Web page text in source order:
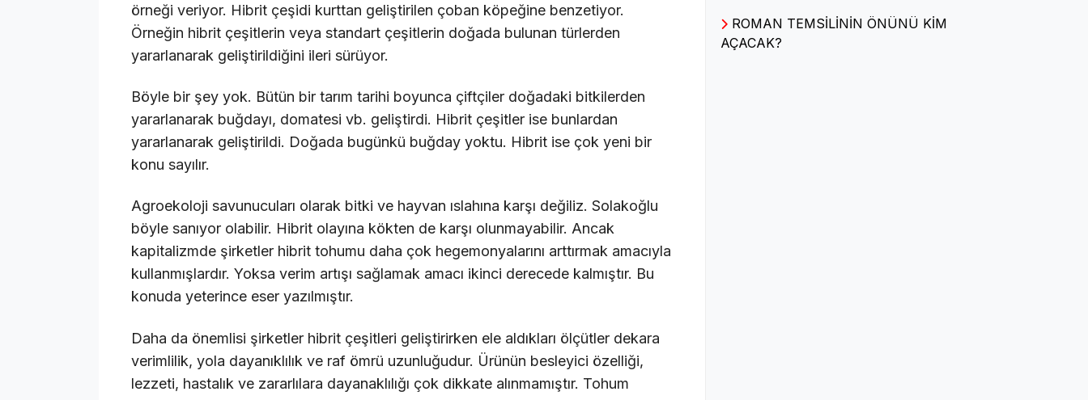
örneği veriyor. Hibrit çeşidi kurttan geliştirilen çoban köpeğine benzetiyor.
Örneğin hibrit çeşitlerin veya standart çeşitlerin doğada bulunan türlerden
yararlanarak geliştirildiğini ileri sürüyor.
Böyle bir şey yok. Bütün bir tarım tarihi boyunca çiftçiler doğadaki bitkilerden
yararlanarak buğdayı, domatesi vb. geliştirdi. Hibrit çeşitler ise bunlardan
yararlanarak geliştirildi. Doğada bugünkü buğday yoktu. Hibrit ise çok yeni bir
konu sayılır.
Agroekoloji savunucuları olarak bitki ve hayvan ıslahına karşı değiliz. Solakoğlu
böyle sanıyor olabilir. Hibrit olayına kökten de karşı olunmayabilir. Ancak
kapitalizmde şirketler hibrit tohumu daha çok hegemonyalarını arttırmak amacıyla
kullanmışlardır. Yoksa verim artışı sağlamak amacı ikinci derecede kalmıştır. Bu
konuda yeterince eser yazılmıştır.
Daha da önemlisi şirketler hibrit çeşitleri geliştirirken ele aldıkları ölçütler dekara
verimlilik, yola dayanıklılık ve raf ömrü uzunluğudur. Ürünün besleyici özelliği,
lezzeti, hastalık ve zararlılara dayanaklılığı çok dikkate alınmamıştır. Tohum
Caba bennâk
ROMAN TEMSİLİNİN ÖNÜNÜ KİM
AÇACAK?